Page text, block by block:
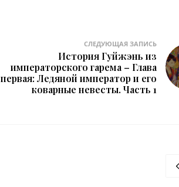
СЛЕДУЮЩАЯ ЗАПИСЬ
История Гуйжэнь из
императорского гарема – Глава
первая: Ледяной император и его
коварные невесты. Часть 1